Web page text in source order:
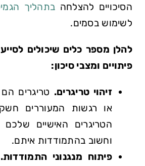
הסיכויים להצלחה בתהליך
לשימוש בסמים.
להלן מספר כלים שיכולים
פיתויים ומצבי סיכון:
זיהוי טריגרים. טריגרים
או רגשות המעוררים
הטריגרים האישיים
וחשוב בהתמודדות איתם.
פיתוח מנגנוני התמודדות.